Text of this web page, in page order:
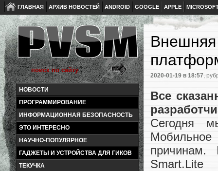
ГЛАВНАЯ АРХИВ НОВОСТЕЙ ANDROID GOOGLE APPLE
НОВОСТИ
ПРОГРАММИРОВАНИЕ
ИНФОРМАЦИОННАЯ БЕЗОПАСНОСТЬ
ЭТО ИНТЕРЕСНО
НАУЧНО-ПОПУЛЯРНОЕ
ГАДЖЕТЫ И УСТРОЙСТВА ДЛЯ ГИКОВ
ТЕКУЧКА
2020-01-19 в 18:57,
Все
Сегодня
Smart.Lite